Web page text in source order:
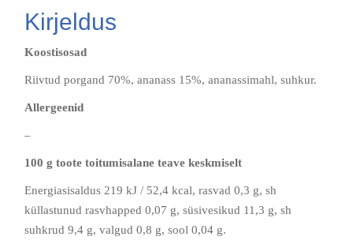
Kirjeldus
Koostisosad
Riivtud porgand 70%, ananass 15%, ananassimahl, suhkur.
Allergeenid
–
100 g toote toitumisalane teave keskmiselt
Energiasisaldus 219 kJ / 52,4 kcal, rasvad 0,3 g, sh
küllastunud rasvhapped 0,07 g, süsivesikud 11,3 g, sh
suhkrud 9,4 g, valgud 0,8 g, sool 0,04 g.